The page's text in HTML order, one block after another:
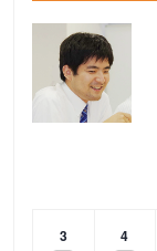
3
4